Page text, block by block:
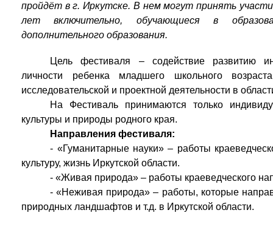
пройдёт в г. Иркутске. В нем могут принять
лет включительно, обучающиеся в
дополнительного образования.
Цель фестиваля – содействие развитию
личности ребенка младшего школьного
исследовательской и проектной деятельности в
На Фестиваль принимаются только
культуры и природы родного края.
Направления фестиваля:
- «Гуманитарные науки» – работы
культуру, жизнь Иркутской области.
- «Живая природа» – работы краеведческого
- «Неживая природа» – работы, которые
природных ландшафтов и т.д. в Иркутской области.